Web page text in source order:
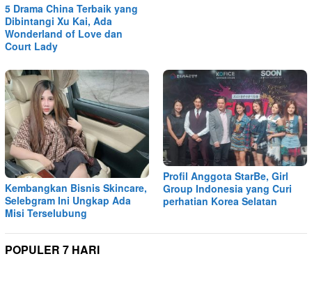
5 Drama China Terbaik yang
Dibintangi Xu Kai, Ada
Wonderland of Love dan
Court Lady
Kembangkan Bisnis Skincare,
Selebgram Ini Ungkap Ada
Misi Terselubung
Profil Anggota StarBe, Girl
Group Indonesia yang Curi
perhatian Korea Selatan
POPULER 7 HARI